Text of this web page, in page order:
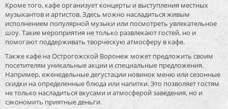
Кроме того, кафе организует концерты и выступления местных
музыкантов и артистов. Здесь можно насладиться живым
исполнением популярной музыки или посмотреть увлекательное
шоу. Такие мероприятия не только развлекают гостей, но и
помогают поддерживать творческую атмосферу в кафе.
Также кафе на Острогожской Воронеж может предложить своим
посетителям уникальные акции и специальные предложения.
Например, еженедельные дегустации новинок меню или сезонные
скидки на определенные блюда или напитки. Это позволяет гостям
не только насладиться вкусами и атмосферой заведения, но и
сэкономить приятные деньги.